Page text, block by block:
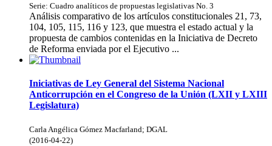
Serie: Cuadro analíticos de propuestas legislativas No. 3
Análisis comparativo de los artículos constitucionales 21, 73,
104, 105, 115, 116 y 123, que muestra el estado actual y la
propuesta de cambios contenidas en la Iniciativa de Decreto
de Reforma enviada por el Ejecutivo ...
Iniciativas de Ley General del Sistema Nacional
Anticorrupción en el Congreso de la Unión (LXII y LXIII
Legislatura)
Carla Angélica Gómez Macfarland; DGAL
(2016-04-22)